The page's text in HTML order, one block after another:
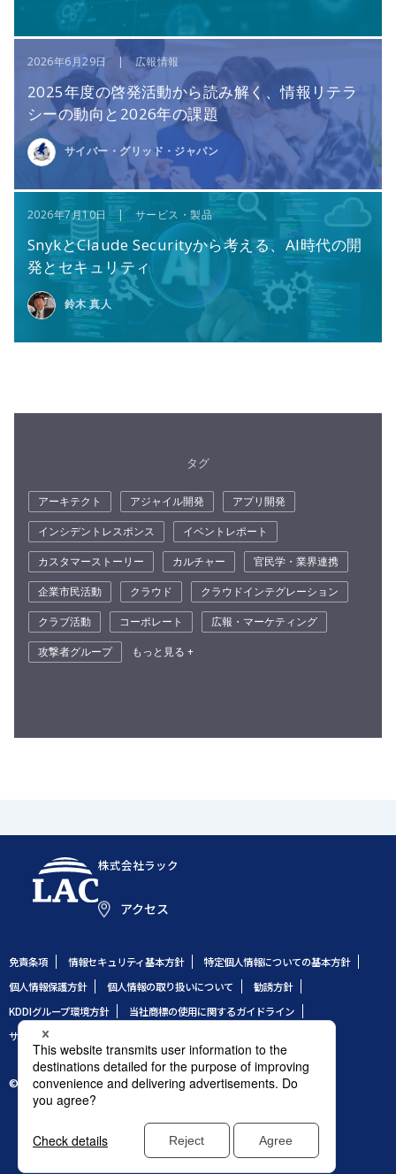
2026年6月29日 | 広報情報
2025年度の啓発活動から読み解く、情報リテラ
シーの動向と2026年の課題
サイバー・グリッド・ジャパン
2026年7月10日 | サービス・製品
SnykとClaude Securityから考える、AI時代の開
発とセキュリティ
鈴木 真人
タグ
アーキテクト アジャイル開発
アプリ開発
インシデントレスポンス
イベントレポート
カスタマーストーリー
カルチャー
官民学・業界連携
企業市民活動
クラウド
クラウドインテグレーション
クラブ活動
コーポレート
広報・マーケティング
攻撃者グループ
もっと見る +
株式会社ラック
アクセス
免責条項 情報セキュリティ基本方針
特定個人情報についての基本方針
個人情報保護方針
個人情報の取り扱いについて
勧誘方針
KDDIグループ環境方針
当社商標の使用に関するガイドライン
サイトのご利用条件
© 1995 LAC Co., Ltd.